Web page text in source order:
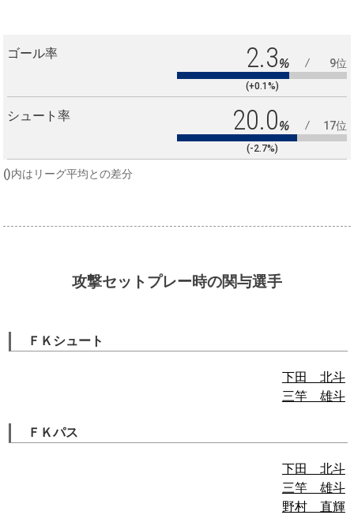
ゴール率 2.3% 9位
(+0.1%)
シュート率 20.0% 17位
(-2.7%)
()内はリーグ平均との差分
攻撃セットプレー時の関与選手
ＦＫシュート
下田 北斗
三竿 雄斗
ＦＫパス
下田 北斗
三竿 雄斗
野村 直輝